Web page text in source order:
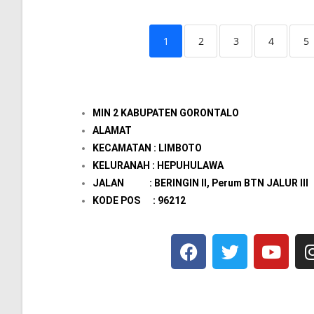
1 2 3 4 5
MIN 2 KABUPATEN GORONTALO
ALAMAT
KECAMATAN : LIMBOTO
KELURANAH : HEPUHULAWA
JALAN : BERINGIN II, Perum BTN JALUR III
KODE POS : 96212